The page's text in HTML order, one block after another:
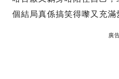
個結局真係搞笑得嚟又充滿
廣